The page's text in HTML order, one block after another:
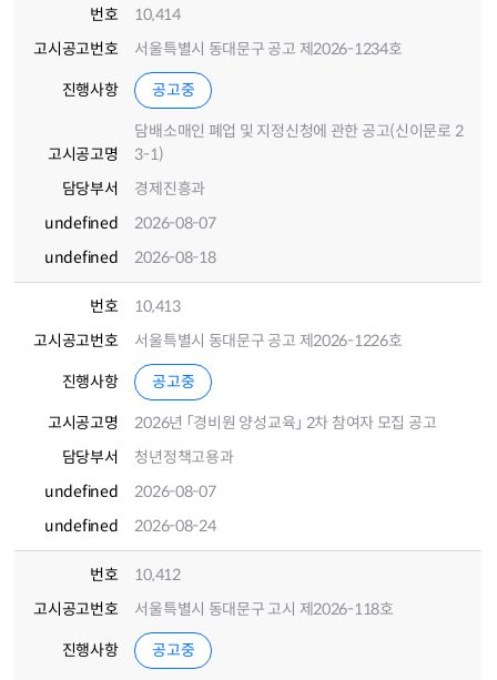
번호
10,414
고시공고번호
서울특별시 동대문구 공고 제2026-1234호
진행사항 공고중
고시공고명
담배소매인 폐업 및 지정신청에 관한 공고(신이문로 2
3-1)
담당부서
경제진흥과
undefined
2026-08-07
undefined
2026-08-18
번호
10,413
고시공고번호
서울특별시 동대문구 공고 제2026-1226호
진행사항 공고중
고시공고명
2026년 「경비원 양성교육」 2차 참여자 모집 공고
담당부서
청년정책고용과
undefined
2026-08-07
undefined
2026-08-24
번호
10,412
고시공고번호
서울특별시 동대문구 고시 제2026-118호
진행사항 공고중